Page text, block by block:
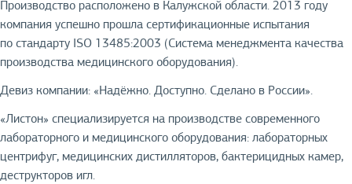
Производство расположено в Калужской области. 2013 году
компания успешно прошла сертификационные испытания
по стандарту ISO 13485:2003 (Система менеджмента качества
производства медицинского оборудования).
Девиз компании: «Надёжно. Доступно. Сделано в России».
«Листон» специализируется на производстве современного
лабораторного и медицинского оборудования: лабораторных
центрифуг, медицинских дистилляторов, бактерицидных камер,
деструкторов игл.